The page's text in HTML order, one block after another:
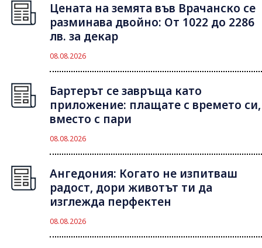
Цената на земята във Врачанско се
разминава двойно: От 1022 до 2286
лв. за декар
08.08.2026
Бартерът се завръща като
приложение: плащате с времето си,
вместо с пари
08.08.2026
Ангедония: Когато не изпитваш
радост, дори животът ти да
изглежда перфектен
08.08.2026